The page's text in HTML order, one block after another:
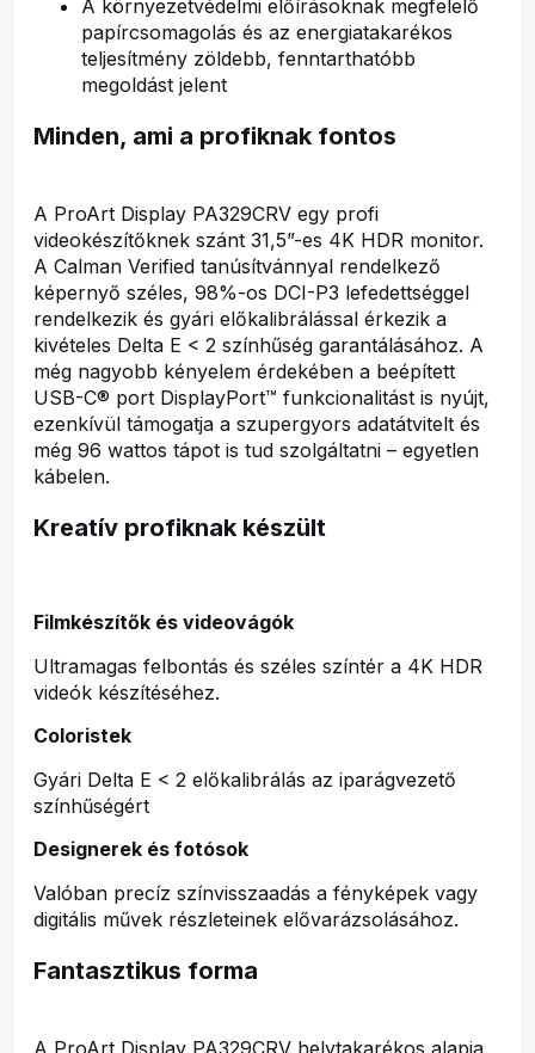
A környezetvédelmi előírásoknak megfelelő
papírcsomagolás és az energiatakarékos
teljesítmény zöldebb, fenntarthatóbb
megoldást jelent
Minden, ami a profiknak fontos
A ProArt Display PA329CRV egy profi
videokészítőknek szánt 31,5”-es 4K HDR monitor.
A Calman Verified tanúsítvánnyal rendelkező
képernyő széles, 98%-os DCI-P3 lefedettséggel
rendelkezik és gyári előkalibrálással érkezik a
kivételes Delta E < 2 színhűség garantálásához. A
még nagyobb kényelem érdekében a beépített
USB-C® port DisplayPort™ funkcionalitást is nyújt,
ezenkívül támogatja a szupergyors adatátvitelt és
még 96 wattos tápot is tud szolgáltatni – egyetlen
kábelen.
Kreatív profiknak készült
Filmkészítők és videovágók
Ultramagas felbontás és széles színtér a 4K HDR
videók készítéséhez.
Coloristek
Gyári Delta E < 2 előkalibrálás az iparágvezető
színhűségért
Designerek és fotósok
Valóban precíz színvisszaadás a fényképek vagy
digitális művek részleteinek elővarázsolásához.
Fantasztikus forma
A ProArt Display PA329CRV helytakarékos alapja